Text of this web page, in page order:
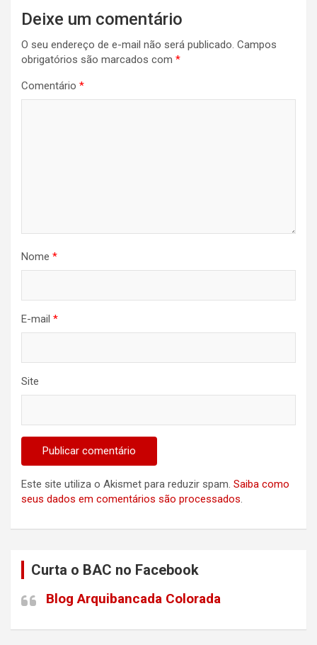
Deixe um comentário
O seu endereço de e-mail não será publicado. Campos
obrigatórios são marcados com *
Comentário *
Nome *
E-mail *
Site
Este site utiliza o Akismet para reduzir spam. Saiba como
seus dados em comentários são processados.
Curta o BAC no Facebook
Blog Arquibancada Colorada